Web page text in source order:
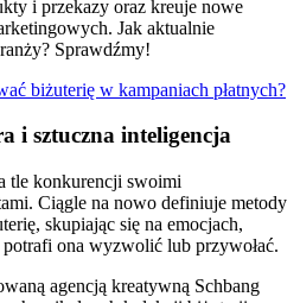
i przekazy oraz kreuje nowe
Jak aktualnie
Sprawdźmy!
biżuterię w kampaniach płatnych?
i sztuczna inteligencja
tle konkurencji swoimi
Ciągle na nowo definiuje metody
skupiając się na emocjach,
ona wyzwolić lub przywołać.
agencją kreatywną Schbang